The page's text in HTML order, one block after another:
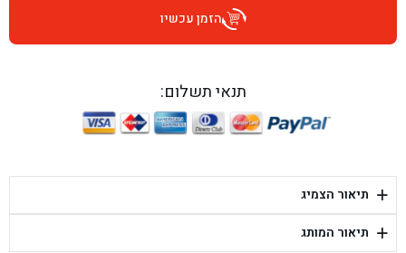
בן גל - היובלים 26, הוד השרון - הוד השרון
בן גל - יפת 88, תל אביב יפו - תל אביב
בן גל - דור אלון הר טוב - בית שמש
הזמן עכשיו
תנאי תשלום:
+ תיאור הצמיג
+ תיאור המותג